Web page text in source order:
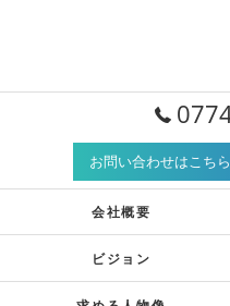
お問い合わせはこちら
会社概要
ビジョン